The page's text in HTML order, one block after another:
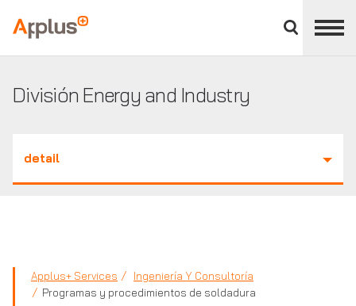
panel
Applus+
División Energy and Industry
detail
Applus+ Services
Ingeniería Y Consultoría
Programas y procedimientos de soldadura